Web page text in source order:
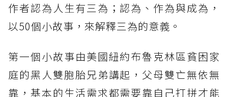
作者認為人生有三為；認為、作為與成為，
以50個小故事，來解釋三為的意義。
第一個小故事由美國紐約布魯克林區貧困家
庭的黑人雙胞胎兄弟講起，父母雙亡無依無
靠，基本的生活需求都需要靠自己打拼才能